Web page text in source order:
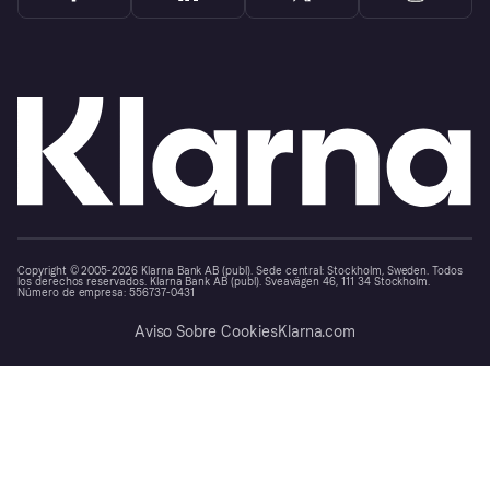
Copyright © 2005-2026 Klarna Bank AB (publ). Sede central: Stockholm, Sweden. Todos
los derechos reservados. Klarna Bank AB (publ). Sveavägen 46, 111 34 Stockholm.
Número de empresa: 556737-0431
Aviso Sobre CookiesKlarna.com